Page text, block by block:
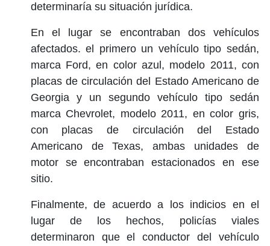
determinaría su situación jurídica.
En el lugar se encontraban dos vehículos
afectados. el primero un vehículo tipo sedán,
marca Ford, en color azul, modelo 2011, con
placas de circulación del Estado Americano de
Georgia y un segundo vehículo tipo sedán
marca Chevrolet, modelo 2011, en color gris,
con placas de circulación del Estado
Americano de Texas, ambas unidades de
motor se encontraban estacionados en ese
sitio.
Finalmente, de acuerdo a los indicios en el
lugar de los hechos, policías viales
determinaron que el conductor del vehículo